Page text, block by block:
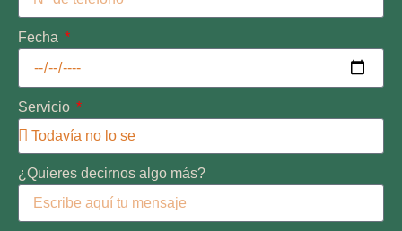
Fecha
Servicio
¿Quieres decirnos algo más?